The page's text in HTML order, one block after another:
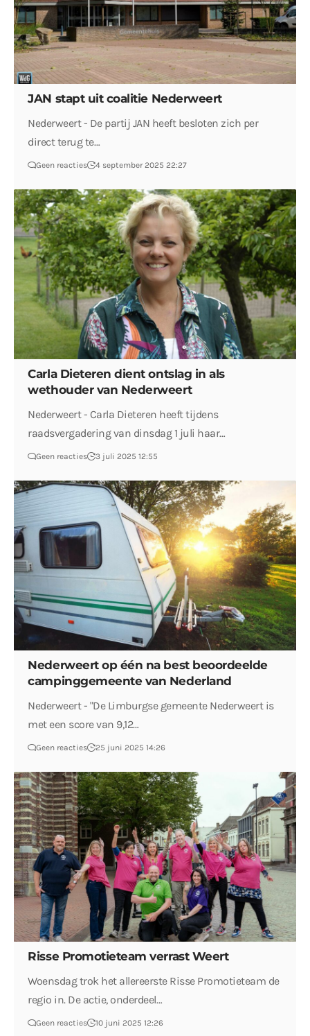
JAN stapt uit coalitie Nederweert
Nederweert - De partij JAN heeft besloten zich per
direct terug te…
Geen reacties 4 september 2025 22:27
Carla Dieteren dient ontslag in als
wethouder van Nederweert
Nederweert - Carla Dieteren heeft tijdens
raadsvergadering van dinsdag 1 juli haar…
Geen reacties 3 juli 2025 12:55
Nederweert op één na best beoordeelde
campinggemeente van Nederland
Nederweert - "De Limburgse gemeente Nederweert is
met een score van 9,12…
Geen reacties 25 juni 2025 14:26
Risse Promotieteam verrast Weert
Woensdag trok het allereerste Risse Promotieteam de
regio in. De actie, onderdeel…
Geen reacties 10 juni 2025 12:26